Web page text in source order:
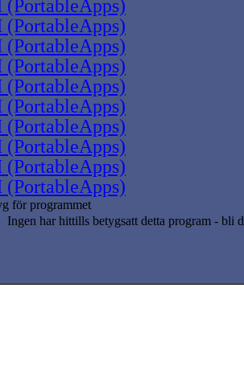
för programmet
Ingen har hittills betygsatt detta program - bli